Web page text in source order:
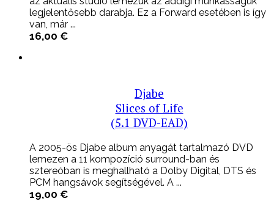
legjelentősebb darabja. Ez a Forward esetében is így
van, már ...
16,00 €
Djabe
Slices of Life
(5.1 DVD-EAD)
A 2005-ös Djabe album anyagát tartalmazó DVD
lemezen a 11 kompozíció surround-ban és
sztereóban is meghallható a Dolby Digital, DTS és
PCM hangsávok segítségével. A ...
19,00 €